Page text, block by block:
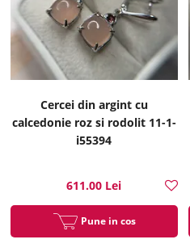
Cercei din argint cu
calcedonie roz si rodolit 11-1-
i55394
611.00 Lei
Pune in cos